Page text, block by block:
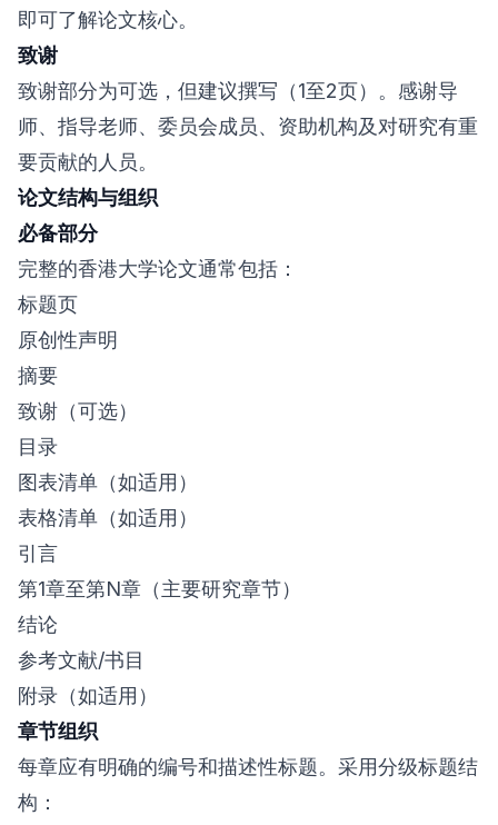
即可了解论文核心。
致谢
致谢部分为可选，但建议撰写（1至2页）。感谢导
师、指导老师、委员会成员、资助机构及对研究有重
要贡献的人员。
论文结构与组织
必备部分
完整的香港大学论文通常包括：
标题页
原创性声明
摘要
致谢（可选）
目录
图表清单（如适用）
表格清单（如适用）
引言
第1章至第N章（主要研究章节）
结论
参考文献/书目
附录（如适用）
章节组织
每章应有明确的编号和描述性标题。采用分级标题结
构：